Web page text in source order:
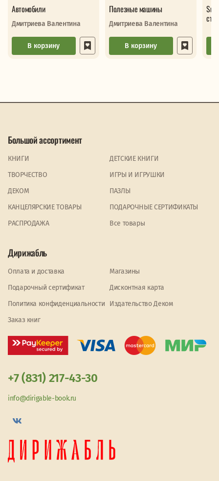
Автомобили
Дмитриева Валентина
В корзину
Полезные машины
Дмитриева Валентина
В корзину
Большой ассортимент
КНИГИ
ДЕТСКИЕ КНИГИ
ТВОРЧЕСТВО
ИГРЫ И ИГРУШКИ
ДЕКОМ
ПАЗЛЫ
КАНЦЕЛЯРСКИЕ ТОВАРЫ
ПОДАРОЧНЫЕ СЕРТИФИКАТЫ
PАСПРОДАЖА
Все товары
Дирижабль
Оплата и доставка
Магазины
Подарочный сертификат
Дисконтная карта
Политика конфиденциальности
Издательство Деком
Заказ книг
+7 (831) 217-43-30
info@dirigable-book.ru